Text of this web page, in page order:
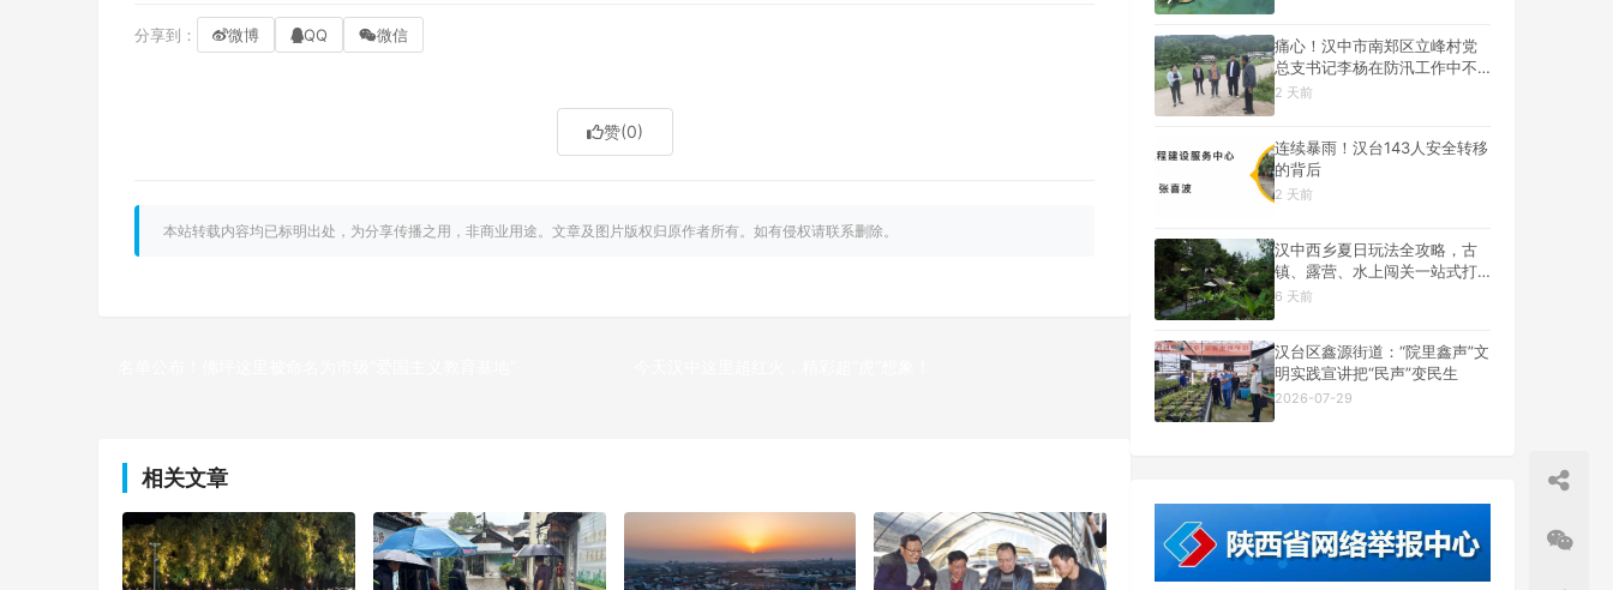
分享到： 微博 QQ 微信
赞(0)
本站转载内容均已标明出处，为分享传播之用，非商业用途。文章及图片版权归原作者所有。如有侵权请联系删除。
相关文章
痛心！汉中市南郑区立峰村党
总支书记李杨在防汛工作中不
幸遇难
2 天前
连续暴雨！汉台143人安全转移
的背后
2 天前
汉中西乡夏日玩法全攻略，古
镇、露营、水上闯关一站式打
卡
6 天前
汉台区鑫源街道：“院里鑫声”文
明实践宣讲把“民声”变民生
2026-07-29